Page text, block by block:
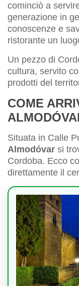
cominciò a
generazione in
conoscenze e
ristorante un
Un pezzo di
cultura, servito
prodotti del
COME
Situata in Calle
Almodóvar si
Cordoba. Ecco
direttamente il